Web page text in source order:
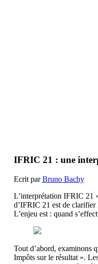
IFRIC 21 : une
Ecrit parBruno Bachy
L’interprétation IFRIC 21
d’IFRIC 21 est de clarifier
L’enjeu est : quand
Tout d’abord, examinons
Impôts sur le résultat ».